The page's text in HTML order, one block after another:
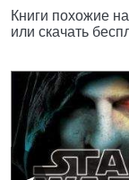
Книги похожие
или скачать